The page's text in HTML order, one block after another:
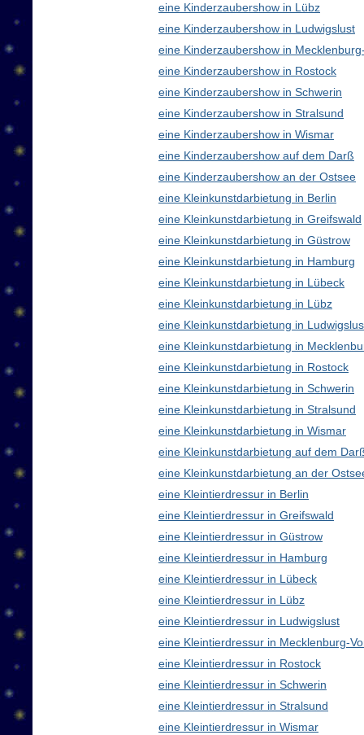
eine Kinderzaubershow in Lübz
eine Kinderzaubershow in Ludwigslust
eine Kinderzaubershow in
eine Kinderzaubershow in Rostock
eine Kinderzaubershow in Schwerin
eine Kinderzaubershow in Stralsund
eine Kinderzaubershow in Wismar
eine Kinderzaubershow auf dem Darß
eine Kinderzaubershow an der Ostsee
eine Kleinkunstdarbietung in Berlin
eine Kleinkunstdarbietung in Greifswald
eine Kleinkunstdarbietung in Güstrow
eine Kleinkunstdarbietung in Hamburg
eine Kleinkunstdarbietung in Lübeck
eine Kleinkunstdarbietung in Lübz
eine Kleinkunstdarbietung in
eine Kleinkunstdarbietung in
eine Kleinkunstdarbietung in Rostock
eine Kleinkunstdarbietung in Schwerin
eine Kleinkunstdarbietung in Stralsund
eine Kleinkunstdarbietung in Wismar
eine Kleinkunstdarbietung auf dem
eine Kleinkunstdarbietung an der
eine Kleintierdressur in Berlin
eine Kleintierdressur in Greifswald
eine Kleintierdressur in Güstrow
eine Kleintierdressur in Hamburg
eine Kleintierdressur in Lübeck
eine Kleintierdressur in Lübz
eine Kleintierdressur in Ludwigslust
eine Kleintierdressur in Mecklenburg-
eine Kleintierdressur in Rostock
eine Kleintierdressur in Schwerin
eine Kleintierdressur in Stralsund
eine Kleintierdressur in Wismar